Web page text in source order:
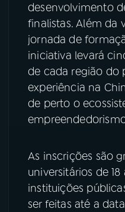
desenvolvimento
finalistas. Além da
jornada de
iniciativa levará
de cada região do
experiência na
de perto o
As inscrições são
universitários de
instituições
ser feitas até a